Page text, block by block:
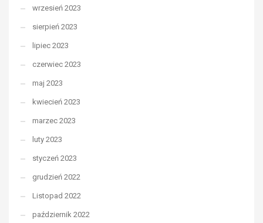
wrzesień 2023
sierpień 2023
lipiec 2023
czerwiec 2023
maj 2023
kwiecień 2023
marzec 2023
luty 2023
styczeń 2023
grudzień 2022
Listopad 2022
październik 2022